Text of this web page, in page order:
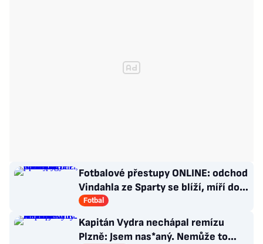
Fotbalové přestupy ONLINE: odchod
Vindahla ze Sparty se blíží, míří do
druhé italské ligy
Fotbal
Kapitán Vydra nechápal remízu
Plzně: Jsem nas*aný. Nemůže to